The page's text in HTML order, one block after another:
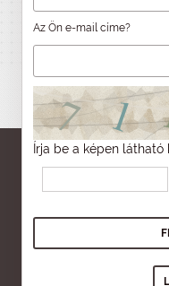
Az Ön e-mail címe?
Írja be a képen látható